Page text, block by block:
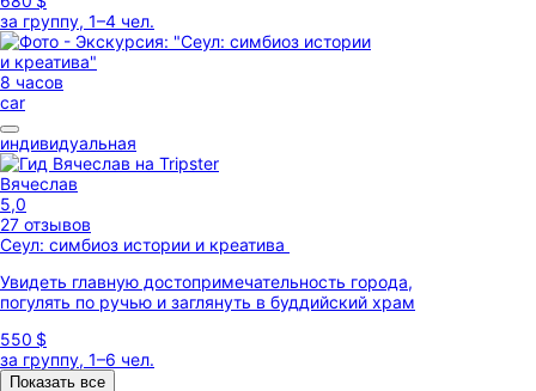
за группу, 1–4 чел.
8 часов
car
индивидуальная
Вячеслав
5,0
27 отзывов
Сеул: симбиоз истории и креатива
Увидеть главную достопримечательность города,
погулять по ручью и заглянуть в буддийский храм
550 $
за группу, 1–6 чел.
Показать все